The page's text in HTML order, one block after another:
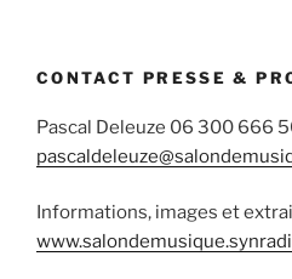
CONTACT PRESSE &
Pascal Deleuze 06 300 666
Informations, images et